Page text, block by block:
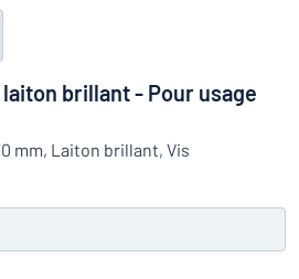
que vous cherchez ?
brillant - Pour usage
mm, Laiton brillant, Vis